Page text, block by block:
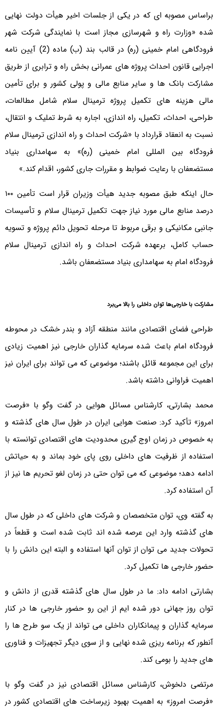
براساس مصوبه ای که در یکی از جلسات اخیر هیأت دولت نهایی
شده «وزارت راه و شهرسازی مجاز است با نمایندگی شرکت شهر
فرودگاهی امام خمینی (ره) در قالب بند (ب) ماده (2) آیین نامه
اجرایی قانون احداث پروژه های عمرانی بخش راه و ترابری از طریق
مشارکت بانک ها و سایر منابع مالی و پولی کشور و برای تأمین
مالی هزینه های تکمیل پروژه ترمینال سلام شامل مطالعات،
طراحی، احداث، تکمیل، راه اندازی، اجاره به شرط تملیک و انتقال،
نسبت به انعقاد قرارداد با «شرکت احداث و راه اندازی ترمینال سلام
فرودگاه بین المللی امام خمینی (ره)» به سهامداری بنیاد
مستضعفان با رعایت ضوابط و مقررات جاری کشور، اقدام کند.»
حال اینکه طبق مصوبه جدید هیأت وزیران قرار است تأمین ۱۰۰
درصد منابع مالی مورد نیاز جهت تکمیل ترمینال سلام و تأسیسات
جانبی مکانیکی و برقی مربوط تا مرحله تحویل دائم پروژه و تسویه
حساب کامل، برعهده شرکت احداث و راه اندازی ترمینال سلام
فرودگاه امام به سهامداری بنیاد مستضعفان باشد.
مشارکت با خارجی‌ها توان داخلی را بالا می‌برد
طراحی فضای اقتصادی مانند منطقه آزاد و بندر خشک در محوطه
فرودگاه امام باعث شده سرمایه گذاران خارجی نیز اهمیت زیادی
برای این مجموعه قائل باشند؛ موضوعی که می تواند برای ایران نیز
اهمیت فراوانی داشته باشد.
محمد بشارتی، کارشناس مسائل هوایی در گفت وگو با «فرصت
امروز» تأکید کرد: صنعت هوایی ایران در طول سال های گذشته و
به خصوص در زمان اوج گیری محدودیت های اقتصادی توانسته با
استفاده از ظرفیت های داخلی روی پای خود بماند و به حیاتش
ادامه دهد؛ موضوعی که می توان حتی در زمان لغو تحریم ها نیز از
آن استفاده کرد.
به گفته وی، توان متخصصان و شرکت های داخلی که در طول سال
های گذشته وارد این عرصه شده اند ثابت شده است و قطعاً در
تحولات جدید می توان از توان آنها استفاده و البته این دانش را با
حضور خارجی ها تکمیل کرد.
بشارتی ادامه داد: ما در طول سال های گذشته قدری از دانش و
توان روز جهانی دور شده ایم از این رو حضور خارجی ها در کنار
سرمایه گذاران و پیمانکاران داخلی می تواند از یک سو طرح ها را
آنطور که برنامه ریزی شده نهایی و از سوی دیگر تجهیزات و فناوری
های جدید را بومی کند.
مرتضی دلخوش، کارشناس مسائل اقتصادی نیز در گفت وگو با
«فرصت امروز» به اهمیت بهبود زیرساخت های اقتصادی کشور در